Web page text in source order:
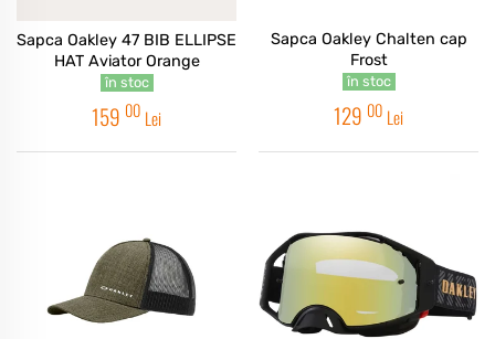
Sapca Oakley 47 BIB ELLIPSE
HAT Aviator Orange
în stoc
159 00 Lei
Sapca Oakley Chalten cap
Frost
în stoc
129 00 Lei